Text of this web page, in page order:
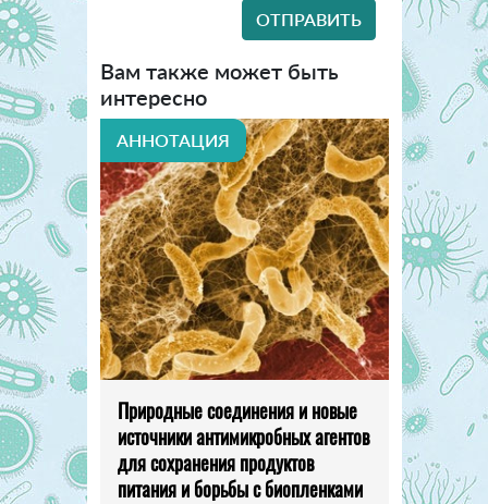
Вам также может быть
интересно
АННОТАЦИЯ
Природные соединения и новые
источники антимикробных агентов
для сохранения продуктов
питания и борьбы с биопленками